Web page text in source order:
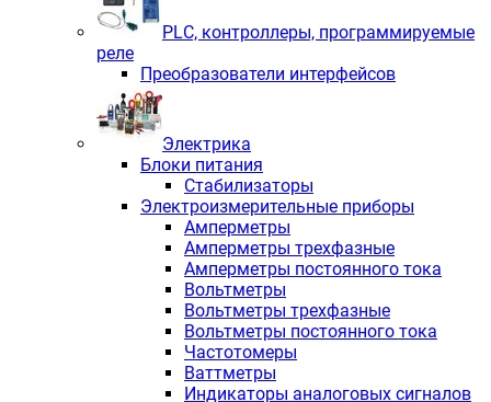
PLС, контроллеры, программируемые
реле
Преобразователи интерфейсов
Электрика
Блоки питания
Стабилизаторы
Электроизмерительные приборы
Амперметры
Амперметры трехфазные
Амперметры постоянного тока
Вольтметры
Вольтметры трехфазные
Вольтметры постоянного тока
Частотомеры
Ваттметры
Индикаторы аналоговых сигналов